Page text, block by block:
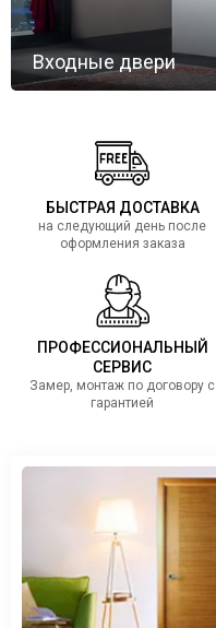
Входные двери
БЫСТРАЯ ДОСТАВКА
на следующий день после
оформления заказа
ПРОФЕССИОНАЛЬНЫЙ
СЕРВИС
Замер, монтаж по договору с
гарантией